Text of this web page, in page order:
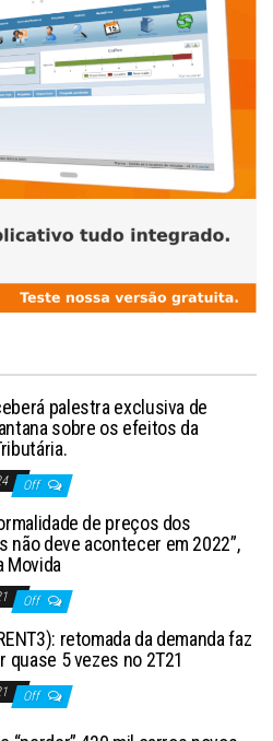
palestra exclusiva de
sobre os efeitos da
Off
de preços dos
não deve acontecer em 2022”,
Movida
Off
retomada da demanda faz
quase 5 vezes no 2T21
Off